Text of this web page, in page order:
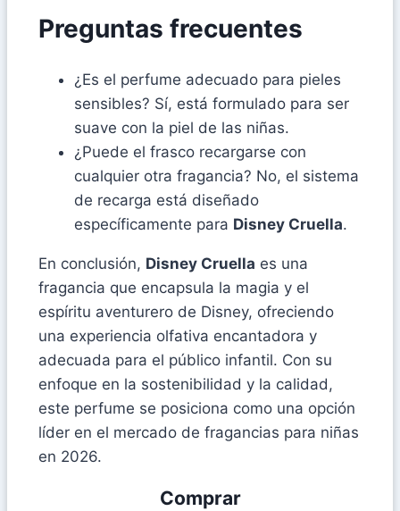
Preguntas frecuentes
¿Es el perfume adecuado para pieles
sensibles? Sí, está formulado para ser
suave con la piel de las niñas.
¿Puede el frasco recargarse con
cualquier otra fragancia? No, el sistema
de recarga está diseñado
específicamente para Disney Cruella.
En conclusión, Disney Cruella es una
fragancia que encapsula la magia y el
espíritu aventurero de Disney, ofreciendo
una experiencia olfativa encantadora y
adecuada para el público infantil. Con su
enfoque en la sostenibilidad y la calidad,
este perfume se posiciona como una opción
líder en el mercado de fragancias para niñas
en 2026.
Comprar